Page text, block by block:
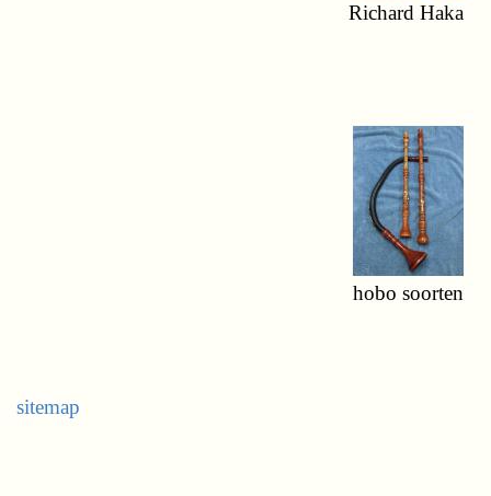
Richard Haka
hobo soorten
sitemap